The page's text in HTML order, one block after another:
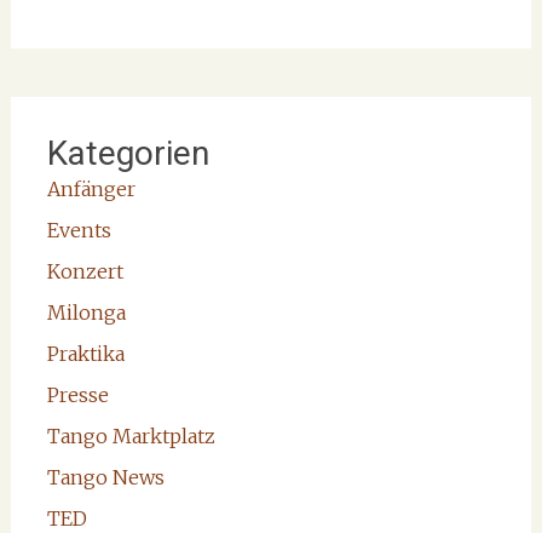
Kategorien
Anfänger
Events
Konzert
Milonga
Praktika
Presse
Tango Marktplatz
Tango News
TED